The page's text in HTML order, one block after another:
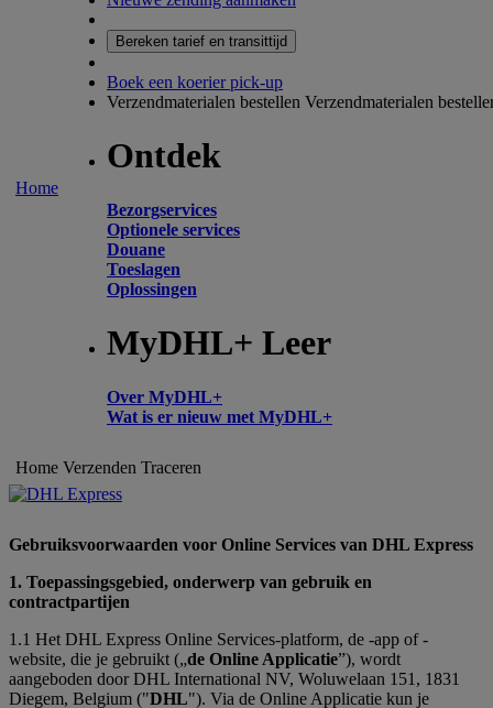
Home
Bereken tarief en transittijd
Boek een koerier pick-up
Verzendmaterialen bestellen Verzendmaterialen
Ontdek
Bezorgservices
Optionele services
Douane
Toeslagen
Oplossingen
MyDHL+ Leer
Over MyDHL+
Wat is er nieuw met MyDHL+
Home Verzenden Traceren
Gebruiksvoorwaarden voor Online Services van DHL Express
1. Toepassingsgebied, onderwerp van gebruik en
contractpartijen
1.1 Het DHL Express Online Services-platform, de -app of -
website, die je gebruikt („de Online Applicatie”), wordt
aangeboden door DHL International NV, Woluwelaan 151, 1831
Diegem, Belgium ("DHL"). Via de Online Applicatie kun je